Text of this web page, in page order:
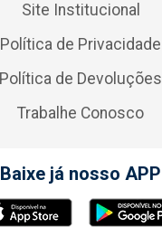
Site Institucional
Política de Privacidade
Política de Devoluções
Trabalhe Conosco
Baixe já nosso APP